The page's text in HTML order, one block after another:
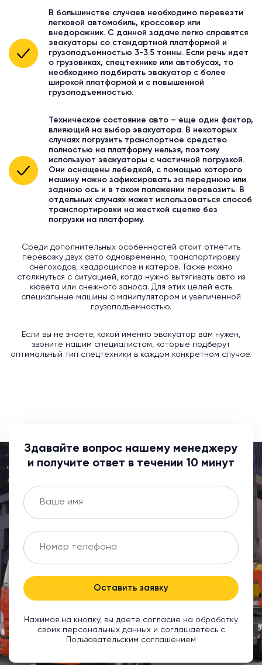
В большинстве случаев необходимо перевезти
легковой автомобиль, кроссовер или
внедорожник. С данной задаче легко справятся
эвакуаторы со стандартной платформой и
грузоподъемностью 3-3.5 тонны. Если речь идет
о грузовиках, спецтехнике или автобусах, то
необходимо подбирать эвакуатор с более
широкой платформой и с повышенной
грузоподъемностью.
Техническое состояние авто – еще один фактор,
влияющий на выбор эвакуатора. В некоторых
случаях погрузить транспортное средство
полностью на платформу нельзя, поэтому
используют эвакуаторы с частичной погрузкой.
Они оснащены лебедкой, с помощью которого
машину можно зафиксировать за переднюю или
заднюю ось и в таком положении перевозить. В
отдельных случаях может использоваться способ
транспортировки на жесткой сцепке без
погрузки на платформу.
Среди дополнительных особенностей стоит отметить
перевозку двух авто одновременно, транспортировку
снегоходов, квадроциклов и катеров. Также можно
столкнуться с ситуацией, когда нужно вытягивать авто из
кювета или снежного заноса. Для этих целей есть
специальные машины с манипулятором и увеличенной
грузоподъемностью.
Если вы не знаете, какой именно эвакуатор вам нужен,
звоните нашим специалистам, которые подберут
оптимальный тип спецтехники в каждом конкретном случае.
Здавайте вопрос нашему менеджеру
и получите ответ в течении 10 минут
Оставить заявку
Нажимая на кнопку, вы даете согласие на обработку
своих персональных данных и соглашаетесь с
Пользовательским соглашением